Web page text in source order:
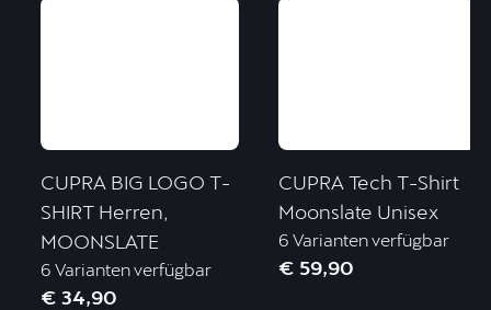
CUPRA BIG LOGO T-
SHIRT Herren,
MOONSLATE
6 Varianten verfügbar
€ 34,90
CUPRA Tech T-Shirt
Moonslate Unisex
6 Varianten verfügbar
€ 59,90